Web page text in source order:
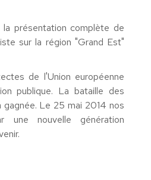
présentation complète de
sur la région "Grand Est"
de l'Union européenne
publique. La bataille des
gagnée. Le 25 mai 2014 nos
une nouvelle génération